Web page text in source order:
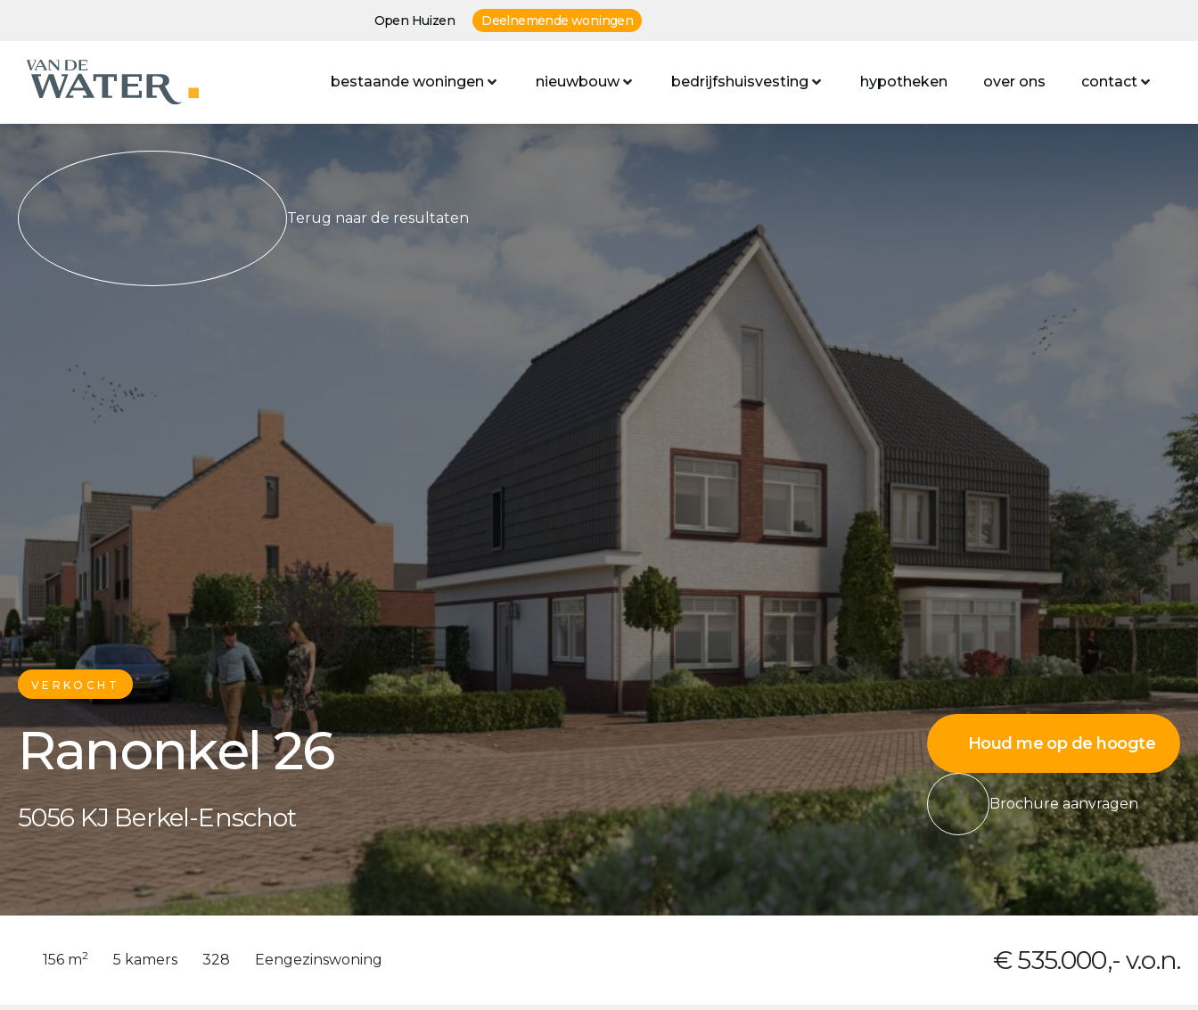
Open Huizen Deelnemende woningen
bestaande woningen nieuwbouw bedrijfshuisvesting hypotheken over ons contact
Terug naar de resultaten
VERKOCHT
Ranonkel 26
5056 KJ Berkel-Enschot
Houd me op de hoogte
Brochure aanvragen
156 m2 5 kamers 328 Eengezinswoning € 535.000,- v.o.n.